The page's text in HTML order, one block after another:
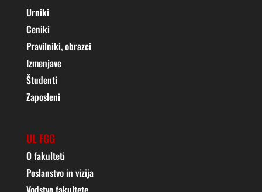
Urniki
Ceniki
Pravilniki, obrazci
Izmenjave
Študenti
Zaposleni
UL FGG
O fakulteti
Poslanstvo in vizija